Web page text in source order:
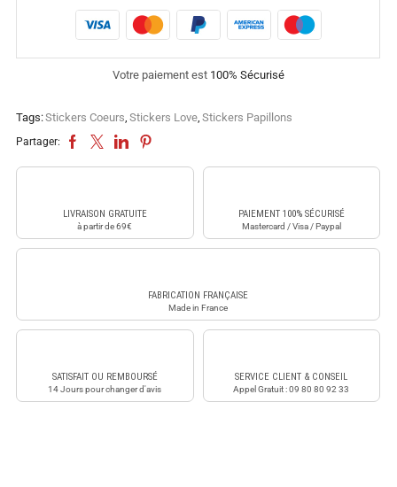
Votre paiement est 100% Sécurisé
Tags:Stickers Coeurs Stickers Love Stickers Papillons
Partager:
LIVRAISON GRATUITE
à partir de 69€
PAIEMENT 100% SÉCURISÉ
Mastercard / Visa / Paypal
FABRICATION FRANÇAISE
Made in France
SATISFAIT OU REMBOURSÉ
14 Jours pour changer d'avis
SERVICE CLIENT & CONSEIL
Appel Gratuit : 09 80 80 92 33